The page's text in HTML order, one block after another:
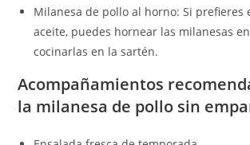
Milanesa de pollo al horno: Si prefieres
aceite, puedes hornear las milanesas
cocinarlas en la sartén.
Acompañamientos
la milanesa de pollo sin